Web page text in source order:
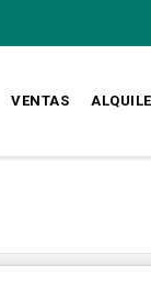
VENTAS